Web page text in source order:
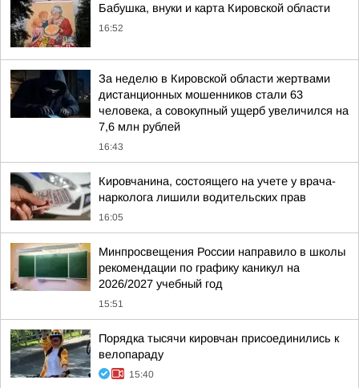
Бабушка, внуки и карта Кировской области
16:52
За неделю в Кировской области жертвами
дистанционных мошенников стали 63
человека, а совокупный ущерб увеличился на
7,6 млн рублей
16:43
Кировчанина, состоящего на учете у врача-
нарколога лишили водительских прав
16:05
Минпросвещения России направило в школы
рекомендации по графику каникул на
2026/2027 учебный год
15:51
Порядка тысячи кировчан присоединились к
велопараду
15:40